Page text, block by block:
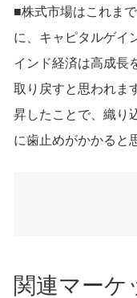
■株式市場はこれま
に、キャピタルゲイ
インド経済は高成長
取り戻すと思われま
昇したことで、織り
に歯止めがかかると
関連マーケ